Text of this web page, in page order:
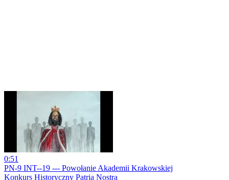
0:51
PN-9 INT--19 --- Powołanie Akademii Krakowskiej
Konkurs Historyczny Patria Nostra